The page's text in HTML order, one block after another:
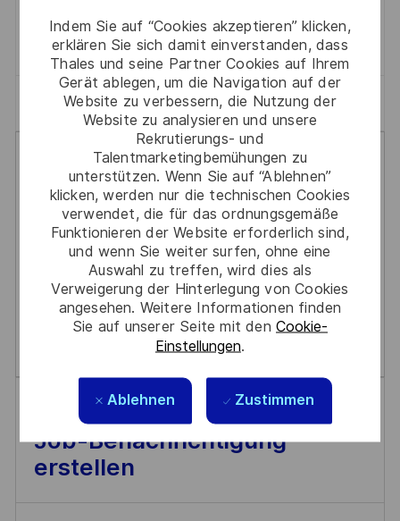
Indem Sie auf “Cookies akzeptieren” klicken,
erklären Sie sich damit einverstanden, dass
Thales und seine Partner Cookies auf Ihrem
Gerät ablegen, um die Navigation auf der
Website zu verbessern, die Nutzung der
Website zu analysieren und unsere
Rekrutierungs- und
Talentmarketingbemühungen zu
unterstützen. Wenn Sie auf “Ablehnen”
klicken, werden nur die technischen Cookies
verwendet, die für das ordnungsgemäße
Funktionieren der Website erforderlich sind,
und wenn Sie weiter surfen, ohne eine
Auswahl zu treffen, wird dies als
Verweigerung der Hinterlegung von Cookies
angesehen. Weitere Informationen finden
Sie auf unserer Seite mit den Cookie-
Einstellungen.
Ablehnen Zustimmen
Stellenangebote
Filter
Legal And Contracts Alle Löschen
updated
Es gibt keine Jobs für Ihre
Suchkriterien.
Bitte suchen Sie erneut.
Job-Benachrichtigung
erstellen